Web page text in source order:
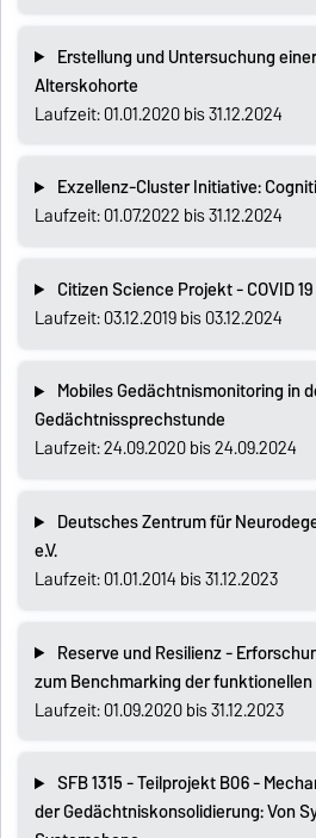
Erstellung und Untersuchung
Alterskohorte
Laufzeit: 01.01.2020 bis 31.12.2024
Exzellenz-Cluster Initiative:
Laufzeit: 01.07.2022 bis 31.12.2024
Citizen Science Projekt - COVID 19
Laufzeit: 03.12.2019 bis 03.12.2024
Mobiles Gedächtnismonitoring in
Gedächtnissprechstunde
Laufzeit: 24.09.2020 bis 24.09.2024
Deutsches Zentrum für
e.V.
Laufzeit: 01.01.2014 bis 31.12.2023
Reserve und Resilienz -
zum Benchmarking der
Laufzeit: 01.09.2020 bis 31.12.2023
SFB 1315 - Teilprojekt B06 -
der Gedächtniskonsolidierung: Von